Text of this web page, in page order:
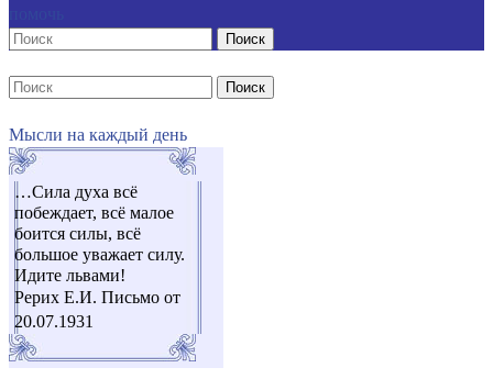
Поиск
Поиск
Мысли на каждый день
…Cила духа всё
побеждает, всё малое
боится силы, всё
большое уважает силу.
Идите львами!
Рерих Е.И. Письмо от
20.07.1931